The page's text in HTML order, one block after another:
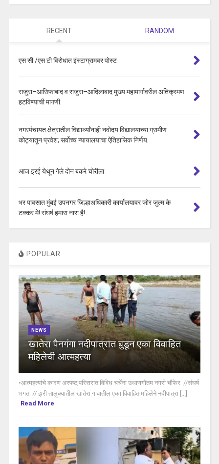
RECENT RANDOM
एस सी /एस टी विरोधात इंस्टाग्रामवर पोस्ट
राजुरा–आसिफाबाद व राजुरा–आदिलाबाद मुख्य महामार्गावरील अतिक्रमण
हटविण्याची मागणी.
नगरपंचायत क्षेत्रातील विद्यार्थ्यांनाही नवोदय विद्यालयाच्या ग्रामीण
कोट्यातून प्रवेश; सर्वोच्च न्यायालयाचा ऐतिहासिक निर्णय.
आज इरई येथून गेले दोन बकरे चोरीला
भर पावसात मुंबई उपनगर जिल्हाअधिकारी कार्यालयावर जोर जुल्म के
टक्कर मे! संघर्ष हमारा नारा है!
POPULAR
NEWS
खातेरा पैनगंगा नदीपात्रात बुडून एका विवाहित
महिलेची आत्महत्या
•आत्महत्यांचे कारण अस्पष्ट,परिसरात विविध चर्चेंना उधाणगौतम नगरी चौफेर //संघर्ष
भगत // झरी तालुक्यातील खातेरा गावातील एका विवाहित महिलेने नदीपात्रा [...]
Read More